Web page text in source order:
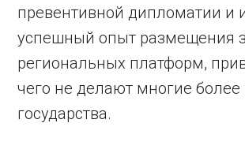
превентивной дипломатии и
успешный опыт размещения
региональных платформ,
чего не делают многие
государства.